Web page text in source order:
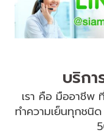
บริกา
เรา คือ มืออาชีพ
ทำความเย็นทุกชนิ